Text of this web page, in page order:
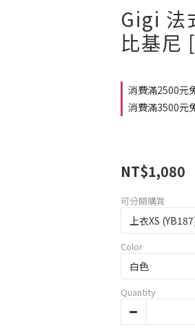
Gigi 法
比基尼
消費滿2500元
消費滿3500元
NT$1,080
可分開購買
Color
Quantity